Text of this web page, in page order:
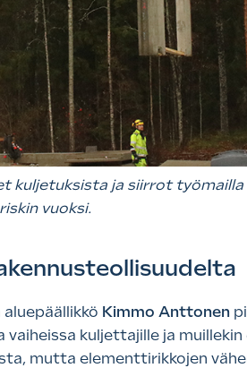
kuljetuksista ja siirrot
vuoksi.
Kimmo Anttonen
kuljettajille ja
mutta elementtirikkojen